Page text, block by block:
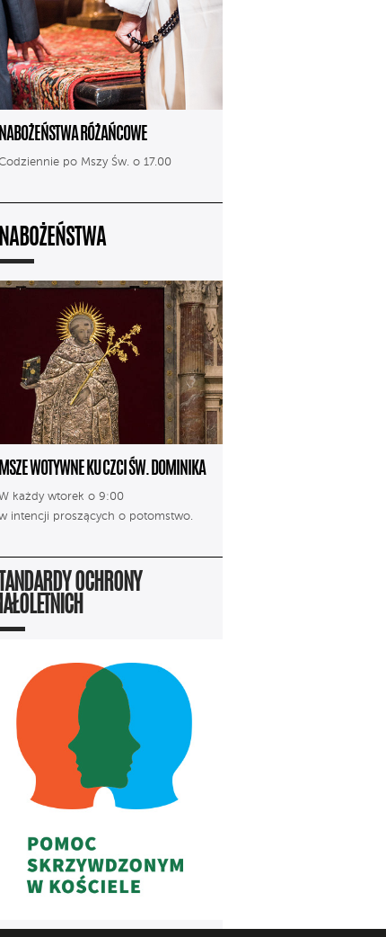
NABOŻEŃSTWA RÓŻAŃCOWE
po Mszy Św. o 17.00
NABOŻEŃSTWA
MSZE WOTYWNE KU CZCI ŚW. DOMINIKA
każdy wtorek o 9:00
intencji proszących o potomstwo.
OCHRONY